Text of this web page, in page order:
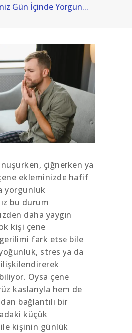
Gün İçinde Yorgun...
çiğnerken ya
ekleminizde hafif
yorgunluk
bu durum
daha yaygın
kişi çene
fark etse bile
stres ya da
Oysa çene
kaslarıyla hem de
bağlantılı bir
küçük
kişinin günlük